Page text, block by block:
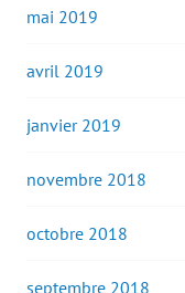
mai 2019
avril 2019
janvier 2019
novembre 2018
octobre 2018
septembre 2018